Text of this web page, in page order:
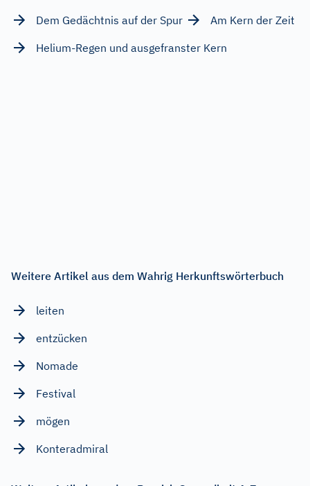
Dem Gedächtnis auf der Spur
Am Kern der Zeit
Helium-Regen und ausgefranster Kern
Weitere Artikel aus dem Wahrig Herkunftswörterbuch
leiten
entzücken
Nomade
Festival
mögen
Konteradmiral